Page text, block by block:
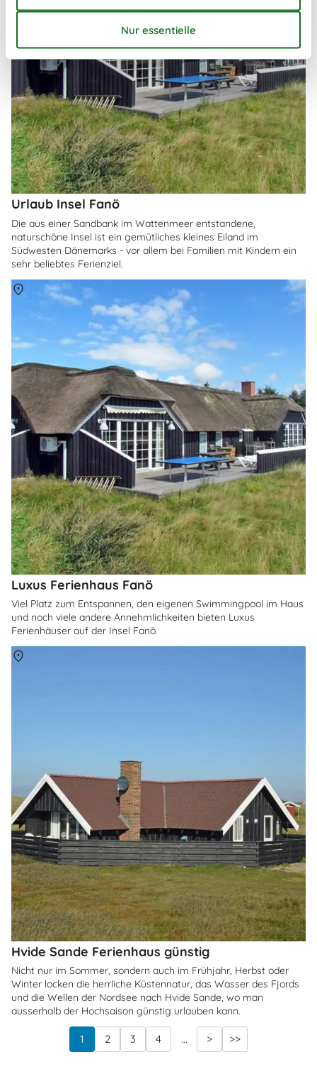
Urlaub Insel Fanö
Die aus einer Sandbank im Wattenmeer entstandene,
naturschöne Insel ist ein gemütliches kleines Eiland im
Südwesten Dänemarks - vor allem bei Familien mit Kindern ein
sehr beliebtes Ferienziel.
Luxus Ferienhaus Fanö
Viel Platz zum Entspannen, den eigenen Swimmingpool im Haus
und noch viele andere Annehmlichkeiten bieten Luxus
Ferienhäuser auf der Insel Fanö.
ÜberFanö
Hvide Sande Ferienhaus günstig
Nicht nur im Sommer, sondern auch im Frühjahr, Herbst oder
Winter locken die herrliche Küstennatur, das Wasser des Fjords
und die Wellen der Nordsee nach Hvide Sande, wo man
ausserhalb der Hochsaison günstig urlauben kann.
1 2 3 4 ... > >>